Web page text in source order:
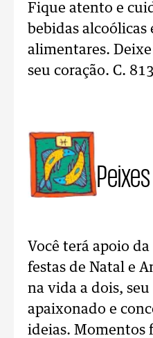
Fique atento e
bebidas alcoólicas
alimentares.
seu coração. C.
Peixes
Você terá apoio
festas de Natal e
na vida a dois,
apaixonado e
ideias. Momentos